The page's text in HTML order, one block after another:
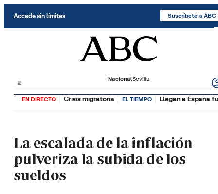
Accede sin límites Suscríbete a ABC
NacionalSevilla
EN DIRECTO Crisis migratoria EL TIEMPO Llegan a España
La escalada de la inflación
pulveriza la subida de los
sueldos